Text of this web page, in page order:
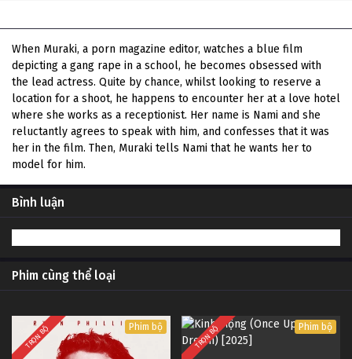
When Muraki, a porn magazine editor, watches a blue film
depicting a gang rape in a school, he becomes obsessed with
the lead actress. Quite by chance, whilst looking to reserve a
location for a shoot, he happens to encounter her at a love hotel
where she works as a receptionist. Her name is Nami and she
reluctantly agrees to speak with him, and confesses that it was
her in the film. Then, Muraki tells Nami that he wants her to
model for him.
Bình luận
Phim cùng thể loại
TRỌN BỘ Phim bộ TRỌN BỘ Phim bộ